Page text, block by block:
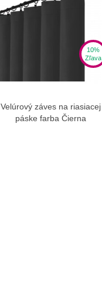
10%
Zľava
Zobraziť viac
Velúrový záves na riasiacej
páske farba Čierna